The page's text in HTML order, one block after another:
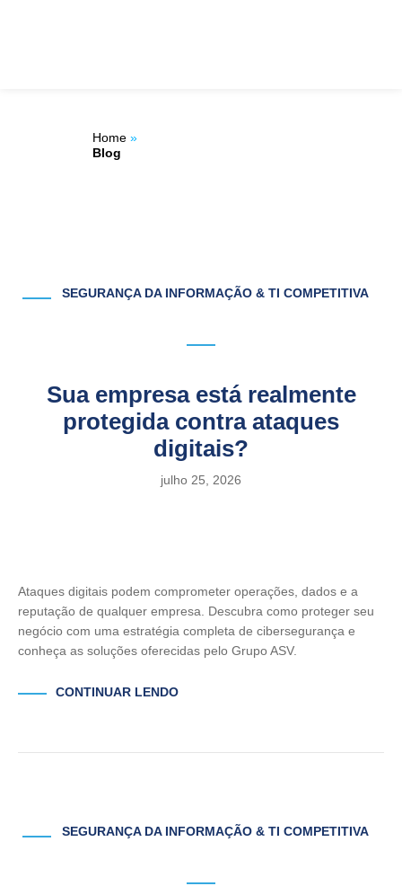
Home »
Blog
SEGURANÇA DA INFORMAÇÃO & TI COMPETITIVA
Sua empresa está realmente
protegida contra ataques
digitais?
julho 25, 2026
Ataques digitais podem comprometer operações, dados e a
reputação de qualquer empresa. Descubra como proteger seu
negócio com uma estratégia completa de cibersegurança e
conheça as soluções oferecidas pelo Grupo ASV.
CONTINUAR LENDO
SEGURANÇA DA INFORMAÇÃO & TI COMPETITIVA